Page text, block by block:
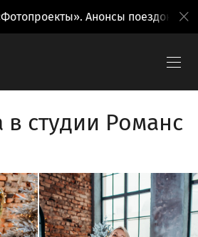
Анонсы поездок на
в студии Романс